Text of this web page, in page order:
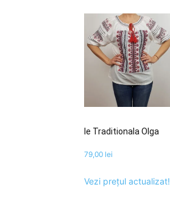
Ie Traditionala Olga
79,00 lei
Vezi prețul actualizat!